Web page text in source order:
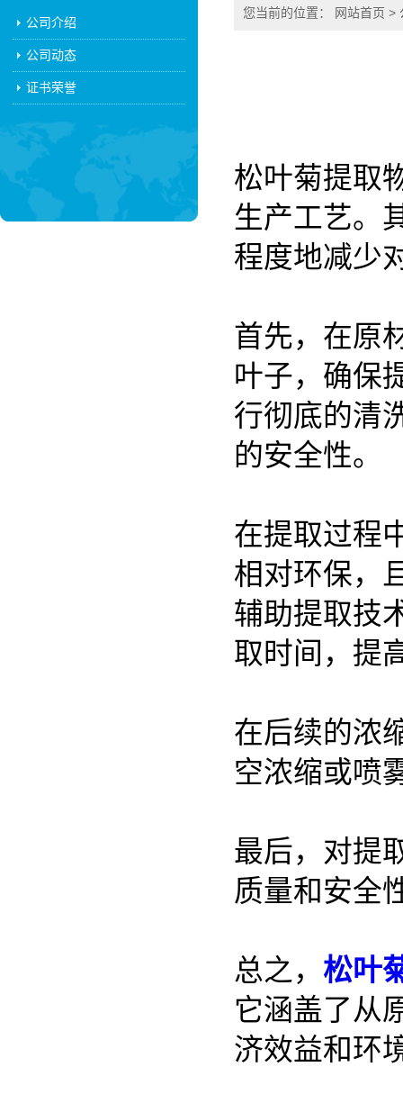
公司介绍
公司动态
证书荣誉
您当前的位置： 网站首页 >
松叶菊提取
生产工艺。
程度地减少
首先，在原
叶子，确保
行彻底的清
的安全性。
在提取过程
相对环保，
辅助提取技
取时间，提
在后续的浓
空浓缩或喷
最后，对提
质量和安全
总之， 松叶
它涵盖了从
济效益和环